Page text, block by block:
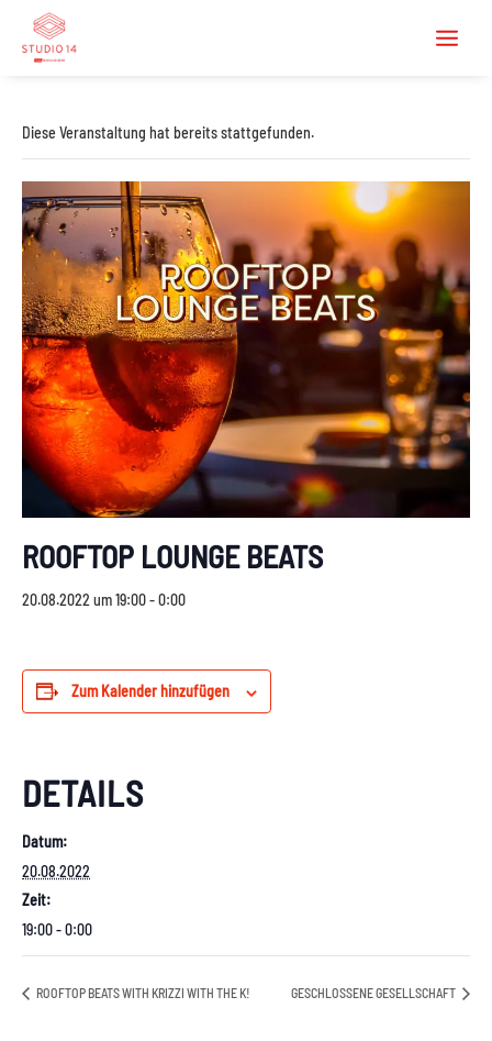
Diese Veranstaltung hat bereits stattgefunden.
ROOFTOP LOUNGE BEATS
20.08.2022 um 19:00-0:00
Zum Kalender hinzufügen
DETAILS
Datum:
20.08.2022
Zeit:
19:00 - 0:00
ROOFTOP BEATS WITH KRIZZI WITH THE K! GESCHLOSSENE GESELLSCHAFT